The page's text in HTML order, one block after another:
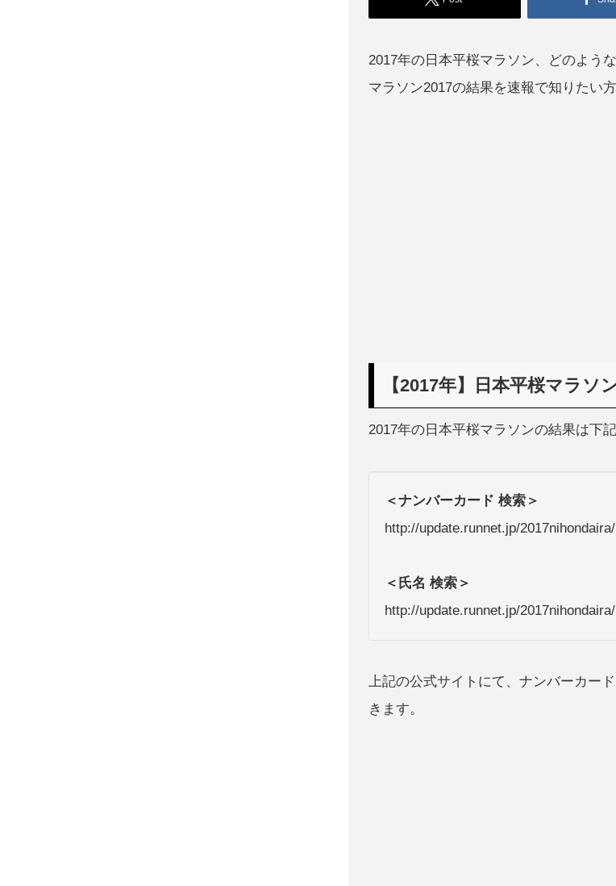
2017年の日本平桜マラソン、どのよう
マラソン2017の結果を速報で知りたい
【2017年】日本平桜マラソ
2017年の日本平桜マラソンの結果は下
＜ナンバーカード 検索＞
http://update.runnet.jp/2017nihondaira/
＜氏名 検索＞
http://update.runnet.jp/
上記の公式サイトにて、ナンバーカー
きます。